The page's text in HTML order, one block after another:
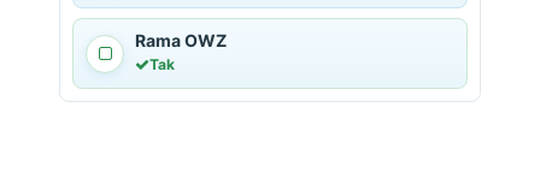
Rama OWZ
Tak